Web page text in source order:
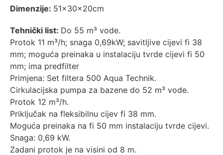
Dimenzije: 51x30x20cm
Tehnički list: Do 55 m³ vode.
Protok 11 m³/h; snaga 0,69kW; savitljive cijevi fi 38
mm; moguća preinaka u instalaciju tvrde cijevi fi 50
mm; ima predfilter
Primjena: Set filtera 500 Aqua Technik.
Cirkulacijska pumpa za bazene do 52 m³ vode.
Protok 12 m³/h.
Priključak na fleksibilnu cijev fi 38 mm.
Moguća preinaka na fi 50 mm instalaciju tvrde cijevi.
Snaga: 0,69 kW.
Zadani protok je na visini od 8 m.